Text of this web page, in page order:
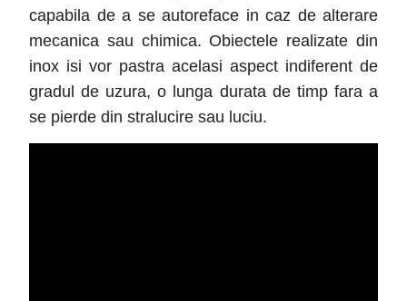
capabila de a se autoreface in caz de alterare
mecanica sau chimica. Obiectele realizate din
inox isi vor pastra acelasi aspect indiferent de
gradul de uzura, o lunga durata de timp fara a
se pierde din stralucire sau luciu.